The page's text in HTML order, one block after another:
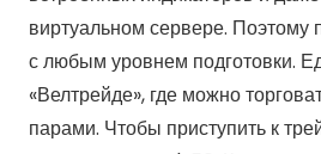
виртуальном сервере. Поэтому
с любым уровнем подготовки.
«Велтрейде», где можно
парами. Чтобы приступить к